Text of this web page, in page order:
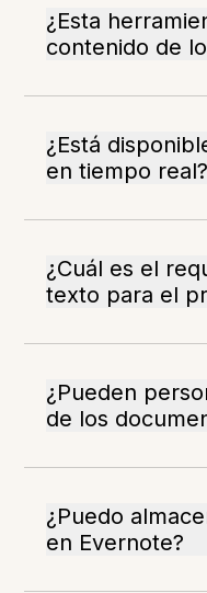
¿Esta
contenido de
¿Está
en tiempo real?
¿Cuál es el
texto para el
¿Pueden
de los
¿Puedo
en Evernote?